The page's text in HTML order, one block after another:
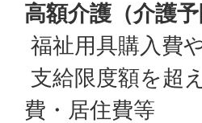
高額介護（介護
福祉用具購入費
支給限度額を超
費・居住費等